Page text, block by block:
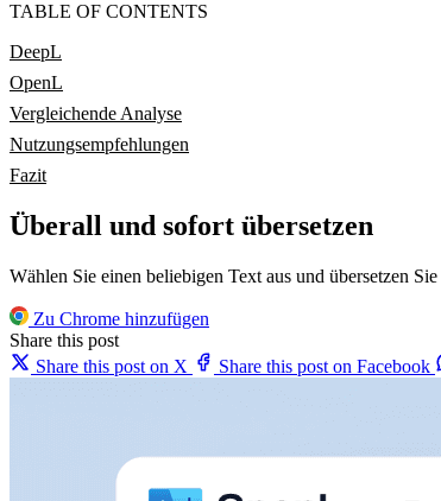
TABLE OF CONTENTS
DeepL
OpenL
Vergleichende Analyse
Nutzungsempfehlungen
Fazit
Überall und sofort übersetzen
Wählen Sie einen beliebigen Text aus und übersetzen
Zu Chrome hinzufügen
Share this post
Share this post on X
Share this post on Facebook